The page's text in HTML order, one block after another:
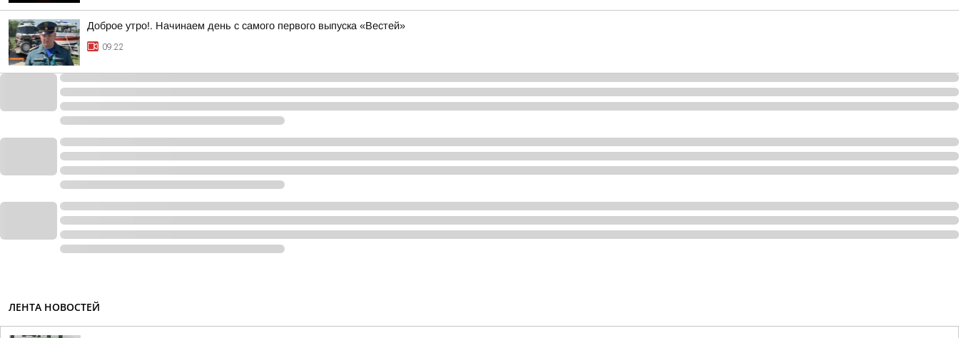
Доброе утро!. Начинаем день с самого первого выпуска «Вестей»
09:22
ЛЕНТА НОВОСТЕЙ